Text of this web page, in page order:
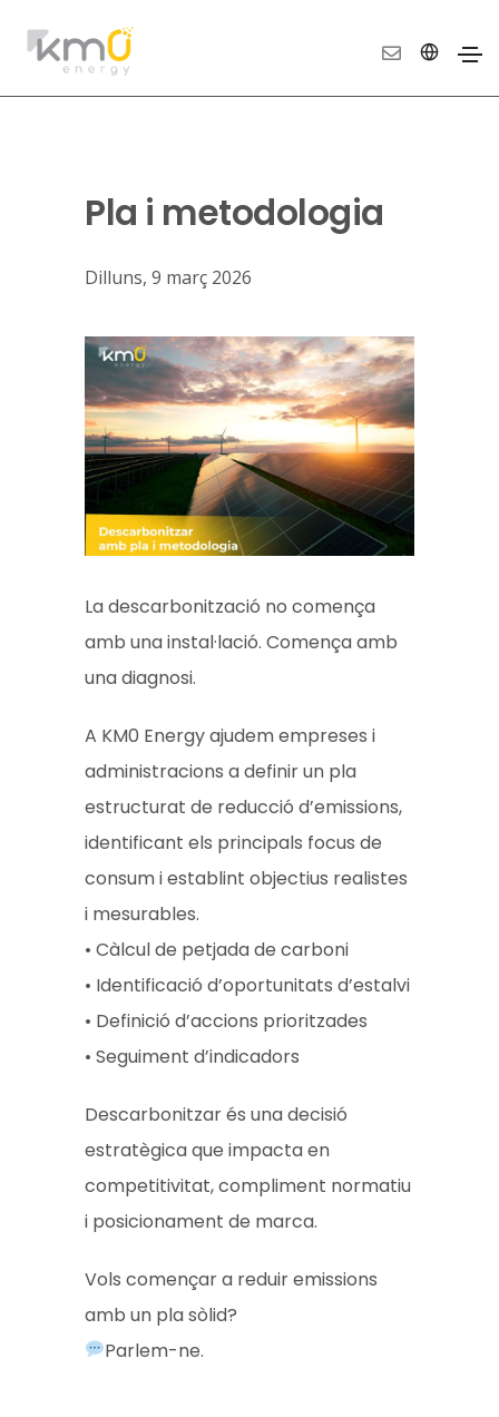
Pla i metodologia
Dilluns, 9 març 2026
La descarbonització no comença
amb una instal·lació. Comença amb
una diagnosi.
A KM0 Energy ajudem empreses i
administracions a definir un pla
estructurat de reducció d’emissions,
identificant els principals focus de
consum i establint objectius realistes
i mesurables.
• Càlcul de petjada de carboni
• Identificació d’oportunitats d’estalvi
• Definició d’accions prioritzades
• Seguiment d’indicadors
Descarbonitzar és una decisió
estratègica que impacta en
competitivitat, compliment normatiu
i posicionament de marca.
Vols començar a reduir emissions
amb un pla sòlid?
Parlem-ne.